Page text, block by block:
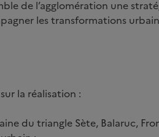
de l’agglomération une
les transformations
la réalisation :
du triangle Sète, Balaruc,